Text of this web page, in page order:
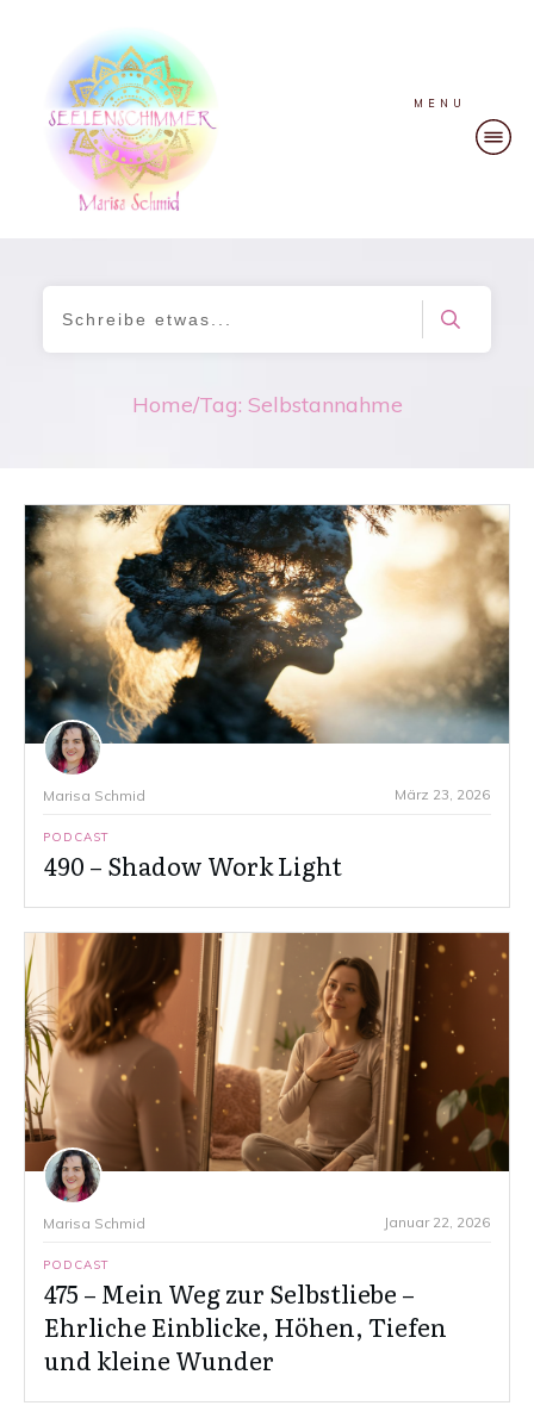
MENU
Home/Tag: Selbstannahme
Marisa Schmid März 23, 2026
PODCAST
490 – Shadow Work Light
Marisa Schmid Januar 22, 2026
PODCAST
475 – Mein Weg zur Selbstliebe –
Ehrliche Einblicke, Höhen, Tiefen
und kleine Wunder